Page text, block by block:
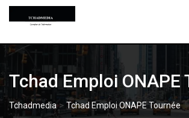
Skip
Tchad Emploi ONAPE
Tchadmedia> Tchad Emploi ONAPE Tournée